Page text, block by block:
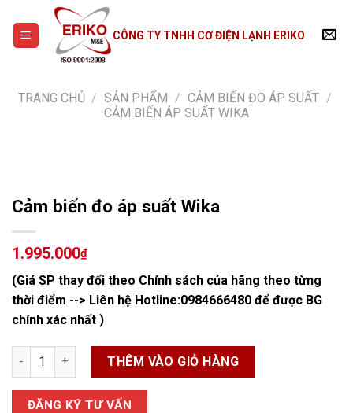
content
CÔNG TY TNHH CƠ ĐIỆN LẠNH ERIKO
TRANG CHỦ / SẢN PHẨM / CẢM BIẾN ĐO ÁP SUẤT /
CẢM BIẾN ÁP SUẤT WIKA
Cảm biến đo áp suất Wika
1.995.000₫
(Giá SP thay đổi theo Chính sách của hãng theo từng
thời điểm --> Liên hệ Hotline:0984666480 để được BG
chính xác nhất )
Cảm biến đo áp suất Wika số lượng
THÊM VÀO GIỎ HÀNG
ĐĂNG KÝ TƯ VẤN